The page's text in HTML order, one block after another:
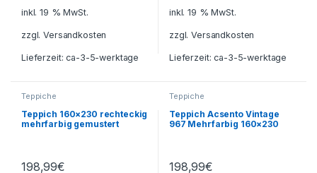
inkl. 19 % MwSt.
zzgl.Versandkosten
Lieferzeit:ca-3-5-werktage
inkl. 19 % MwSt.
zzgl.Versandkosten
Lieferzeit:ca-3-5-werktage
Teppiche
Teppich 160×230 rechteckig
mehrfarbig gemustert
198,99€
Teppiche
Teppich Acsento Vintage
967 Mehrfarbig 160×230
198,99€